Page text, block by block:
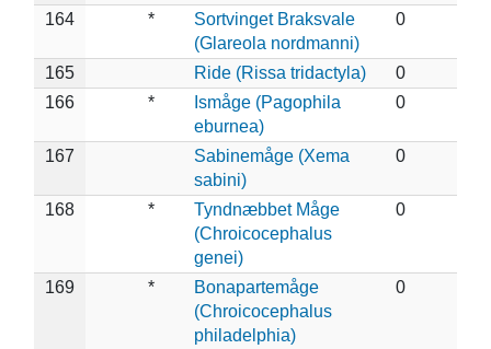
164 *
Sortvinget Braksvale
(Glareola nordmanni)
0
165 Ride (Rissa tridactyla)
0
166
*
Ismåge (Pagophila
eburnea)
0
167
Sabinemåge (Xema
sabini)
0
168 *
Tyndnæbbet Måge
(Chroicocephalus
genei)
0
169 *
Bonapartemåge
(Chroicocephalus
philadelphia)
0